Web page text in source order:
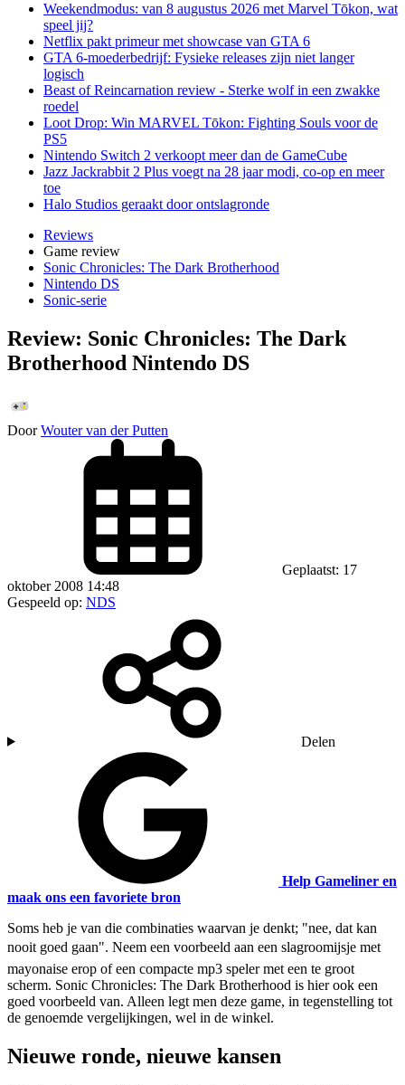
Weekendmodus: van 8 augustus 2026 met Marvel Tōkon, wat
speel jij?
Netflix pakt primeur met showcase van GTA 6
GTA 6-moederbedrijf: Fysieke releases zijn niet langer
logisch
Beast of Reincarnation review - Sterke wolf in een zwakke
roedel
Loot Drop: Win MARVEL Tōkon: Fighting Souls voor de
PS5
Nintendo Switch 2 verkoopt meer dan de GameCube
Jazz Jackrabbit 2 Plus voegt na 28 jaar modi, co-op en meer
toe
Halo Studios geraakt door ontslagronde
Reviews
Game review
Sonic Chronicles: The Dark Brotherhood
Nintendo DS
Sonic-serie
Review: Sonic Chronicles: The Dark
Brotherhood Nintendo DS
Door Wouter van der Putten
Geplaatst: 17
oktober 2008 14:48
Gespeeld op: NDS
Delen
Help Gameliner en
maak ons een favoriete bron
Soms heb je van die combinaties waarvan je denkt; "nee, dat kan
nooit goed gaan". Neem een voorbeeld aan een slagroomijsje met
mayonaise erop of een compacte mp3 speler met een te groot
scherm. Sonic Chronicles: The Dark Brotherhood is hier ook een
goed voorbeeld van. Alleen legt men deze game, in tegenstelling tot
de genoemde vergelijkingen, wel in de winkel.
Nieuwe ronde, nieuwe kansen